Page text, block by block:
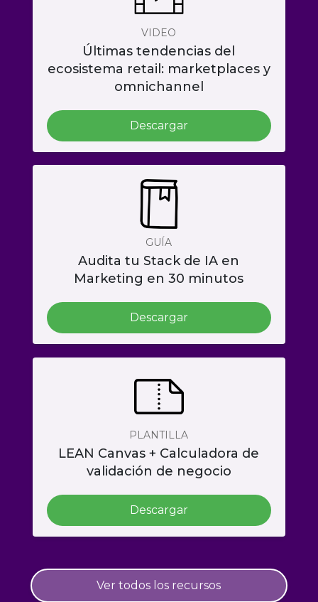
VIDEO
Últimas tendencias del
ecosistema retail: marketplaces y
omnichannel
Descargar
GUÍA
Audita tu Stack de IA en
Marketing en 30 minutos
Descargar
PLANTILLA
LEAN Canvas + Calculadora de
validación de negocio
Descargar
Ver todos los recursos